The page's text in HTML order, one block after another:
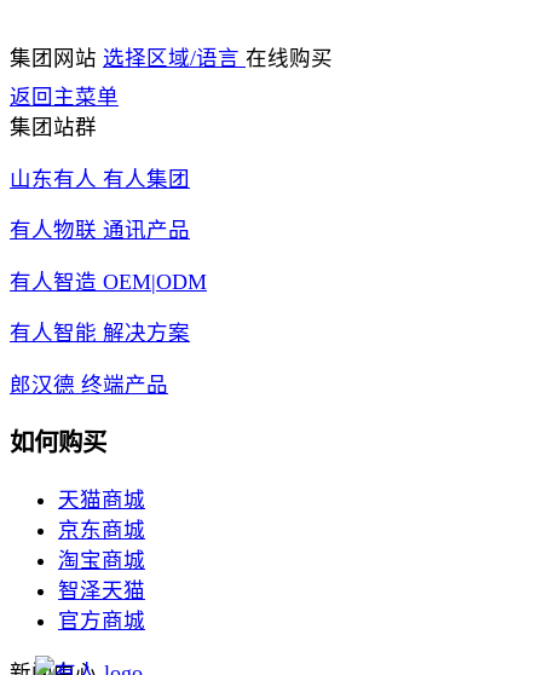
集团网站 选择区域/语言 在线购买
返回主菜单
集团站群
山东有人 有人集团
有人物联 通讯产品
有人智造 OEM|ODM
有人智能 解决方案
郎汉德 终端产品
如何购买
天猫商城
京东商城
淘宝商城
智泽天猫
官方商城